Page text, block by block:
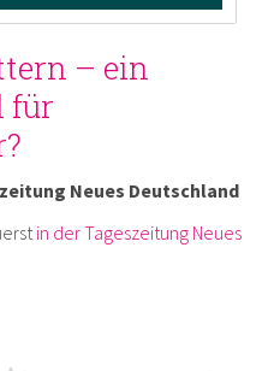
– ein
für
Neues Deutschland
in der Tageszeitung Neues